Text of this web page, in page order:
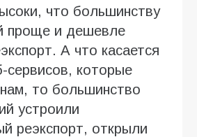
что большинству
проще и дешевле
А что касается
сервисов, которые
то большинство
устроили
реэкспорт, открыли